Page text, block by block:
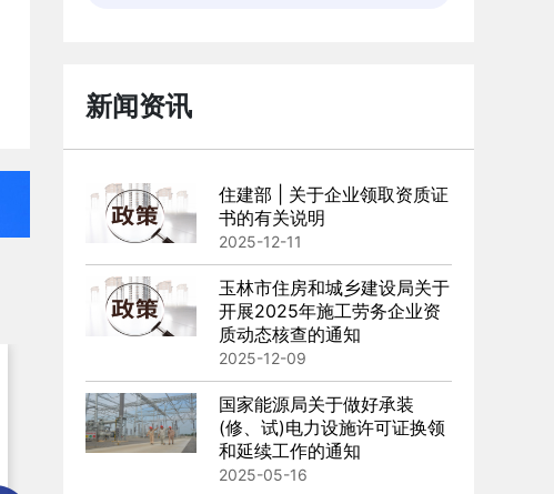
新闻资讯
住建部 | 关于企业领取资质证
书的有关说明
2025-12-11
玉林市住房和城乡建设局关于
开展2025年施工劳务企业资
质动态核查的通知
2025-12-09
国家能源局关于做好承装
(修、试)电力设施许可证换领
和延续工作的通知
2025-05-16